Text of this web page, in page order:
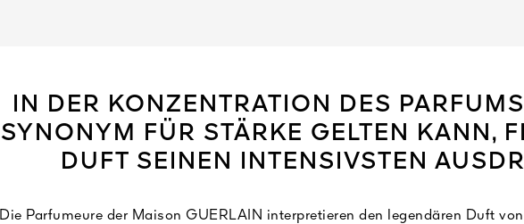
IN DER KONZENTRATION DES
SYNONYM FÜR STÄRKE GELTEN KANN,
DUFT SEINEN INTENSIVSTEN
Die Parfumeure der Maison GUERLAIN interpretieren den legendären Duft